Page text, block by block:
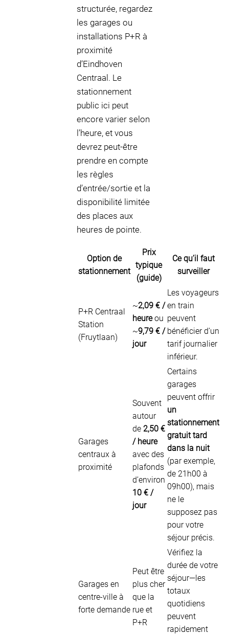
structurée, regardez
les garages ou
installations P+R à
proximité
d’Eindhoven
Centraal. Le
stationnement
public ici peut
encore varier selon
l’heure, et vous
devrez peut-être
prendre en compte
les règles
d’entrée/sortie et la
disponibilité limitée
des places aux
heures de pointe.
Option de
stationnement
Prix
typique
(guide)
Ce qu’il faut
surveiller
P+R Centraal
Station
(Fruytlaan)
~2,09 € /
heureou
~9,79 € /
jour
Les voyageurs
en train
peuvent
bénéficier d’un
tarif journalier
inférieur.
Garages
centraux à
proximité
Souvent
autour
de 2,50 €
/ heure
avec des
plafonds
d’environ
10 € /
jour
Certains
garages
peuvent offrir
un
stationnement
gratuit tard
dans la nuit
(par exemple,
de 21h00 à
09h00), mais
ne le
supposez pas
pour votre
séjour précis.
Garages en
centre-ville à
forte demande
Peut être
plus cher
que la
rue et
P+R
Vérifiez la
durée de votre
séjour—les
totaux
quotidiens
peuvent
rapidement